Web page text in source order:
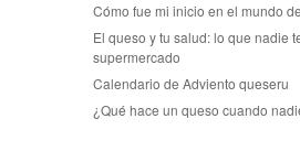
Cómo fue mi inicio en el mundo
El queso y tu salud: lo que nadie
supermercado
Calendario de Adviento queseru
¿Qué hace un queso cuando